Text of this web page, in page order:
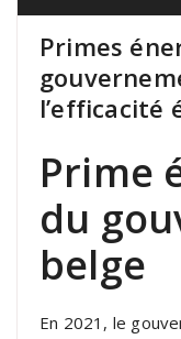
Primes
l’efficacité
Prime
du
belge
En 2021, le